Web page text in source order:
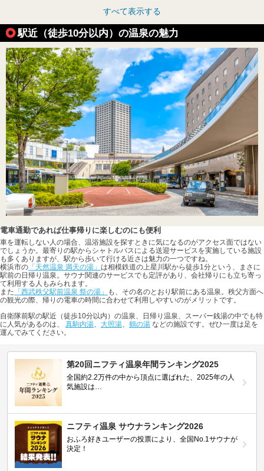
すべて表示する
駅近（徒歩10分以内）の温泉の魅力
電車通勤であれば仕事帰りに楽しむのにも便利
車を運転しない人の場合、温浴施設を探すときに気になるのがアクセス面ではない
でしょうか。最寄りの駅からシャトルバスによる送迎サービスを実施している施設
も多くありますが、駅から歩いて行ける近さは魅力の一つですね。
横浜市の 「天然温泉 満天の湯」 は相模鉄道の上星川駅から徒歩1分という、まさに
駅前の日帰り温泉。サウナ関連のサービスでも定評があり、会社帰りにも立ち寄っ
て利用する人もみられます。
また 「西武秩父駅前温泉 祭の湯」
も、その名のとおり駅前にある温泉。秩父方面へ
の観光の際、帰りの電車の時間に合わせて利用しやすいのがメリットです。
自衛隊前駅の駅近（徒歩10分以内）の温泉、日帰り温泉、スーパー銭湯の中でも特
に人気があるのは、 真駒内湯 大照湯 鶴の湯 などの施設です。ぜひ一度は足を
運んでみてください。
第20回ニフティ温泉年間ランキング2025
全国約2.2万件の中から頂点に選ばれた、2025年の人
気施設は…
ニフティ温泉 サウナランキング2026
おふろ好きユーザーの投票により、全国No.1サウナが
決定！